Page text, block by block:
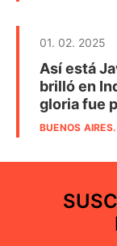
01. 02. 2025
Así está
brilló en
gloria fue
BUENOS AIRES